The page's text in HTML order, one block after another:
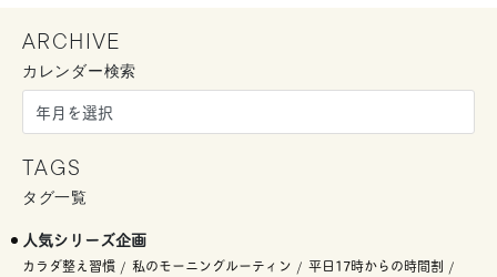
ARCHIVE
カレンダー検索
TAGS
タグ一覧
人気シリーズ企画
カラダ整え習慣 私のモーニングルーティン
平日17時からの時間割